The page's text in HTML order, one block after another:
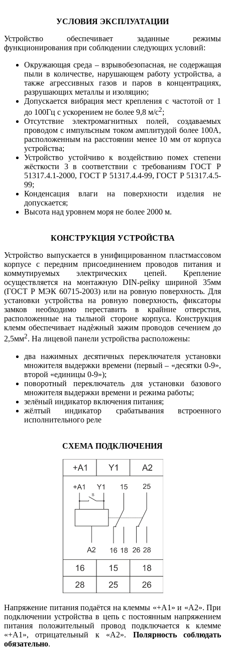
УСЛОВИЯ ЭКСПЛУАТАЦИИ
Устройство обеспечивает заданные режимы
функционирования при соблюдении следующих условий:
Окружающая среда – взрывобезопасная, не содержащая
пыли в количестве, нарушающем работу устройства, а
также агрессивных газов и паров в концентрациях,
разрушающих металлы и изоляцию;
Допускается вибрация мест крепления с частотой от 1
до 100Гц с ускорением не более 9,8 м/с2;
Отсутствие электромагнитных полей, создаваемых
проводом с импульсным током амплитудой более 100А,
расположенным на расстоянии менее 10 мм от корпуса
устройства;
Устройство устойчиво к воздействию помех степени
жёсткости 3 в соответствии с требованиям ГОСТ Р
51317.4.1-2000, ГОСТ Р 51317.4.4-99, ГОСТ Р 51317.4.5-
99;
Конденсация влаги на поверхности изделия не
допускается;
Высота над уровнем моря не более 2000 м.
КОНСТРУКЦИЯ УСТРОЙСТВА
Устройство выпускается в унифицированном пластмассовом
корпусе с передним присоединением проводов питания и
коммутируемых электрических цепей. Крепление
осуществляется на монтажную DIN-рейку шириной 35мм
(ГОСТ Р МЭК 60715-2003) или на ровную поверхность. Для
установки устройства на ровную поверхность, фиксаторы
замков необходимо переставить в крайние отверстия,
расположенные на тыльной стороне корпуса. Конструкция
клемм обеспечивает надѐжный зажим проводов сечением до
2,5мм2. На лицевой панели устройства расположены:
два нажимных десятичных переключателя установки
множителя выдержки времени (первый – «десятки 0-9»,
второй «единицы 0-9»);
поворотный переключатель для установки базового
множителя выдержки времени и режима работы;
зелёный индикатор включения питания;
жёлтый индикатор срабатывания встроенного
исполнительного реле
СХЕМА ПОДКЛЮЧЕНИЯ
Напряжение питания подаётся на клеммы «+А1» и «А2». При
подключении устройства в цепь с постоянным напряжением
питания положительный провод подключается к клемме
«+А1», отрицательный к «А2». Полярность соблюдать
обязательно.